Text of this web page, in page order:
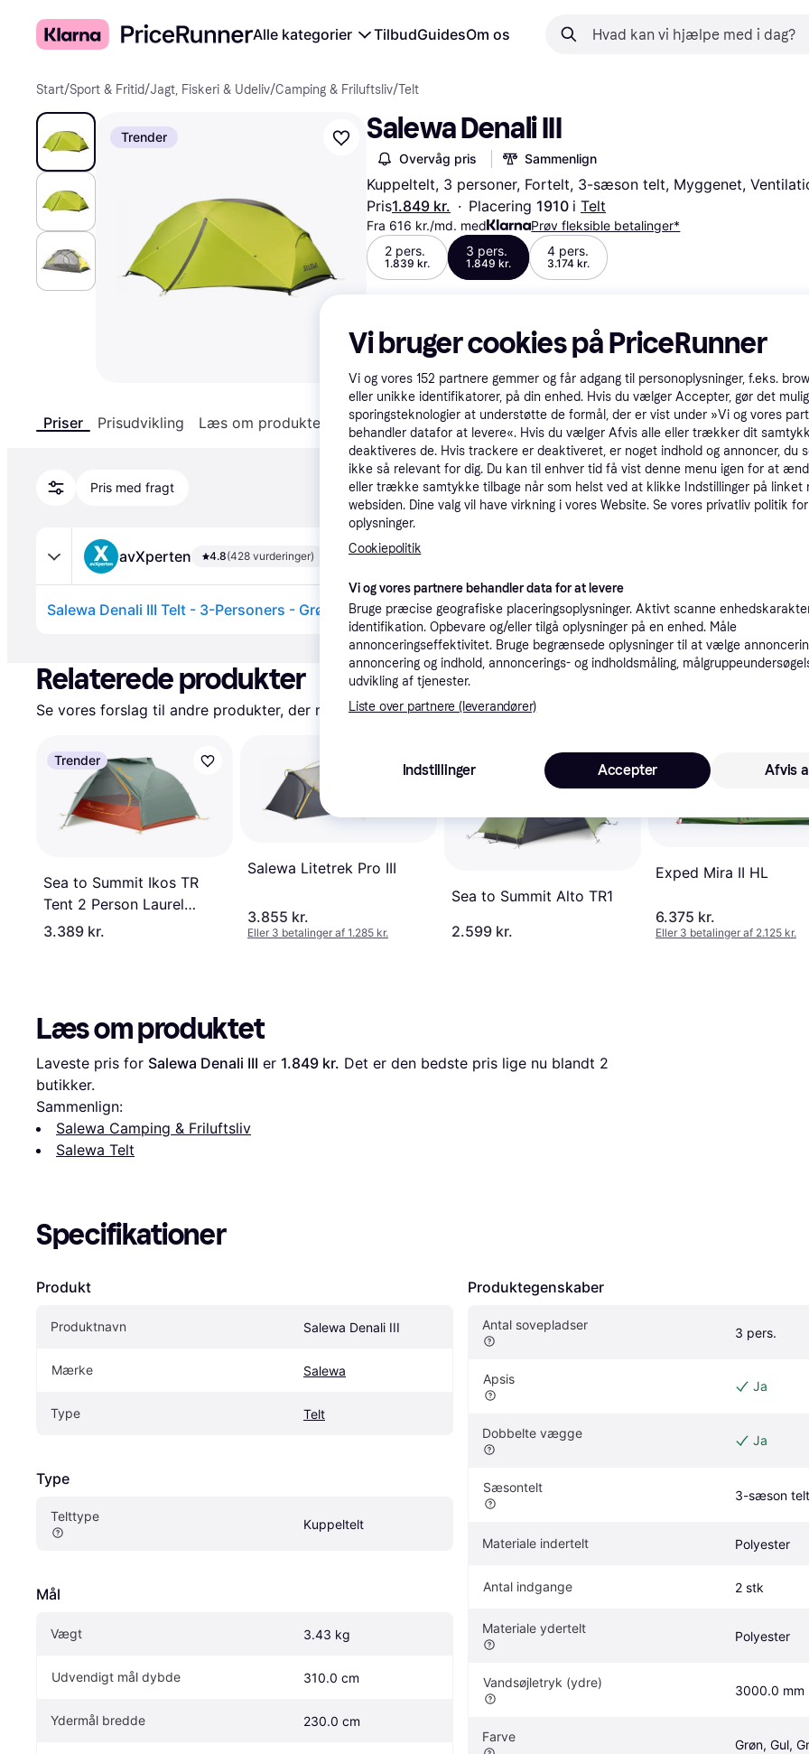
Alle kategorier TilbudGuidesOm os
Start/Sport & Fritid/Jagt, Fiskeri & Udeliv/Camping & Friluftsliv/Telt
Trender Salewa Denali III
Overvåg pris Sammenlign
Kuppeltelt, 3 personer, Fortelt, 3-sæson telt, Myggenet,
Pris1.849 kr. · Placering 1910 i Telt
Fra 616 kr./md. med
Prøv fleksible betalinger*
2 pers.
1.839 kr.
3 pers.
1.849 kr.
4 pers.
3.174 kr.
Priser Prisudvikling Læs om produktet Specifikationer
Pris med fragt
avXperten 4.8(428 vurderinger)
Salewa Denali III Telt - 3-Personers - Grøn 59 kr. fragt,1 dag
Relaterede produkter
Se vores forslag til andre produkter, der matcher dine interesser.
Trender
Sea to Summit Ikos TR
Tent 2 Person Laurel
Wreath
3.389 kr.
Salewa Litetrek Pro III
3.855 kr.
Eller 3 betalinger af 1.285 kr.
Sea to Summit Alto TR1
2.599 kr.
Exped Mira II HL
6.375 kr.
Eller 3 betalinger af 2.125 kr.
Læs om produktet
Laveste pris for Salewa Denali III er 1.849 kr. Det er den bedste pris lige nu blandt 2
butikker.
Sammenlign:
Salewa Camping & Friluftsliv
Salewa Telt
Specifikationer
Produkt
Produktnavn Salewa Denali III
Mærke Salewa
Type Telt
Type
Telttype
Kuppeltelt
Mål
Vægt 3.43 kg
Udvendigt mål dybde 310.0 cm
Ydermål bredde 230.0 cm
Produktegenskaber
Antal sovepladser
3 pers.
Apsis Ja
Dobbelte vægge Ja
Sæsontelt
3-sæson telt
Materiale indertelt Polyester
Antal indgange 2 stk
Materiale ydertelt
Polyester
Vandsøjletryk (ydre)
3000.0 mm
Farve
Grøn, Gul,
Vi bruger cookies på PriceRunner
Vi og vores 152 partnere gemmer og får adgang til personoplysninger, f.eks.
eller unikke identifikatorer, på din enhed. Hvis du vælger Accepter, gør det
sporingsteknologier at understøtte de formål, der er vist under »Vi og vores
behandler datafor at levere«. Hvis du vælger Afvis alle eller trækker dit
deaktiveres de. Hvis trackere er deaktiveret, er noget indhold og annoncer, du
ikke så relevant for dig. Du kan til enhver tid få vist denne menu igen for at
eller trække samtykke tilbage når som helst ved at klikke Indstillinger på linket
websiden. Dine valg vil have virkning i vores Website. Se vores privatliv politik
oplysninger.
Cookiepolitik
Vi og vores partnere behandler data for at levere
Bruge præcise geografiske placeringsoplysninger. Aktivt scanne
identifikation. Opbevare og/eller tilgå oplysninger på en enhed. Måle
annonceringseffektivitet. Bruge begrænsede oplysninger til at vælge
annoncering og indhold, annoncerings- og indholdsmåling,
udvikling af tjenester.
Liste over partnere (leverandører)
Indstillinger Afvis
Accepter